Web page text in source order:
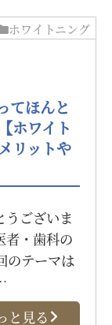
ホワイトニング
てほんと
ホワイト
リットや
うございま
者・歯科の
のテーマは
と見る